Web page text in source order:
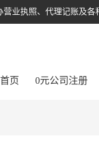
业执照、代理记账及各
首页 0元公司注册